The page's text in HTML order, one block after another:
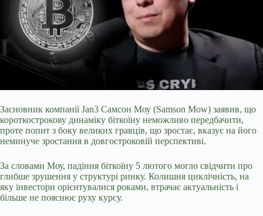
Засновник компанії Jan3 Самсон Моу (Samson Mow) заявив, що
короткострокову динаміку біткоїну неможливо передбачити,
проте попит з боку великих гравців, що зростає, вказує на його
неминуче зростання в довгостроковій перспективі.
За словами Моу, падіння біткоїну 5 лютого могло свідчити про
глибше зрушення у структурі ринку. Колишня циклічність, на
яку інвестори орієнтувалися роками, втрачає актуальність і
більше не пояснює руху курсу.